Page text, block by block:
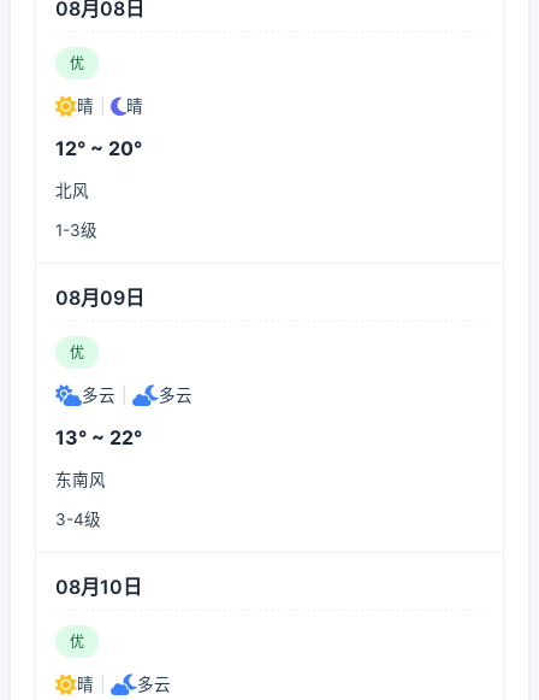
08月08日
优
晴 晴
12° ~ 20°
北风
1-3级
08月09日
优
多云 多云
13° ~ 22°
东南风
3-4级
08月10日
优
晴 多云